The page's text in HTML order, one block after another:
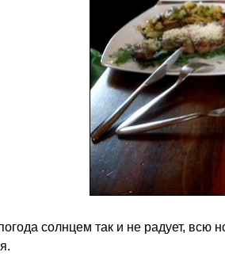
солнцем так и не радует, всю